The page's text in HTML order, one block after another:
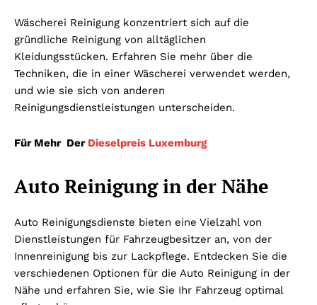
Wäscherei Reinigung konzentriert sich auf die
gründliche Reinigung von alltäglichen
Kleidungsstücken. Erfahren Sie mehr über die
Techniken, die in einer Wäscherei verwendet werden,
und wie sie sich von anderen
Reinigungsdienstleistungen unterscheiden.
Für Mehr Der Dieselpreis Luxemburg
Auto Reinigung in der Nähe
Auto Reinigungsdienste bieten eine Vielzahl von
Dienstleistungen für Fahrzeugbesitzer an, von der
Innenreinigung bis zur Lackpflege. Entdecken Sie die
verschiedenen Optionen für die Auto Reinigung in der
Nähe und erfahren Sie, wie Sie Ihr Fahrzeug optimal